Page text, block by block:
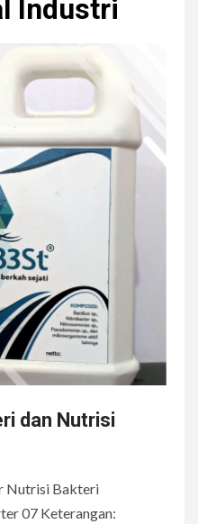
Industri
dan Nutrisi
Nutrisi Bakteri
07 Keterangan: